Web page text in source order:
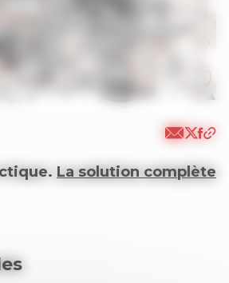
La solution complète